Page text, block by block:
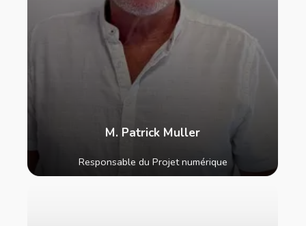
M. Patrick Muller
Responsable du Projet numérique